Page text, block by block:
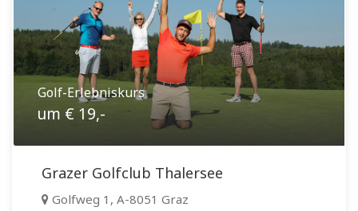
Golf-Erlebniskurs
um € 19,-
Grazer Golfclub Thalersee
Golfweg 1, A-8051 Graz